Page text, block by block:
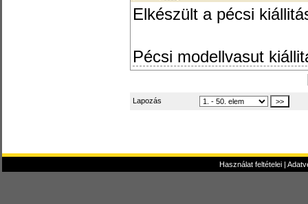
Elkészült a pécsi
Pécsi modellvasut
Lapozás
Használat feltételei|